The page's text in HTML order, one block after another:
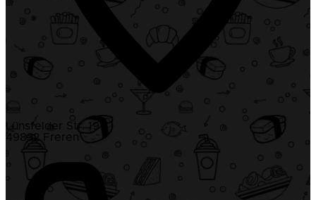
Lünsfelder Str. 19
49832 Freren